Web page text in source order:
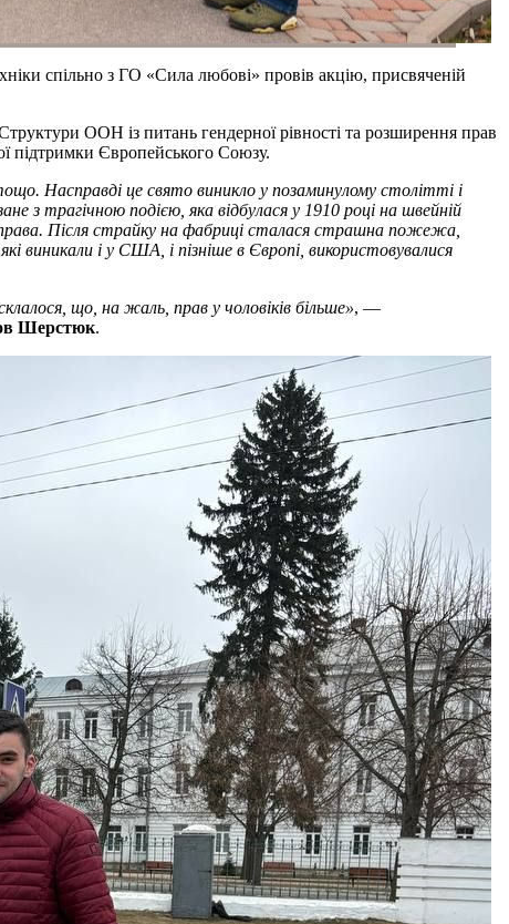
спільно з ГО «Сила любові» провів акцію, присвяченій
ООН із питань гендерної рівності та розширення прав
підтримки Європейського Союзу.
Насправді це свято виникло у позаминулому столітті і
з трагічною подією, яка відбулася у 1910 році на швейній
Після страйку на фабриці сталася страшна пожежа,
виникали і у США, і пізніше в Європі, використовувалися
що, на жаль, прав у чоловіків більше», —
Шерстюк.